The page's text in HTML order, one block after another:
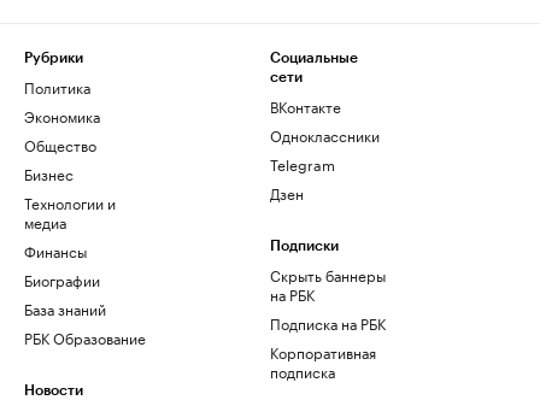
Рубрики
Политика
Экономика
Общество
Бизнес
Технологии и
медиа
Финансы
Биографии
База знаний
РБК Образование
Новости
Социальные
сети
ВКонтакте
Одноклассники
Telegram
Дзен
Подписки
Скрыть баннеры
на РБК
Подписка на РБК
Корпоративная
подписка